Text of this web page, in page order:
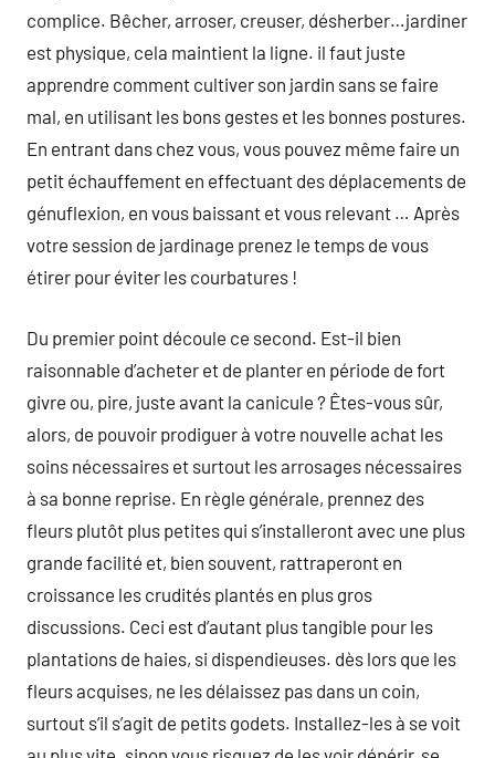
complice. Bêcher, arroser, creuser, désherber…jardiner
est physique, cela maintient la ligne. il faut juste
apprendre comment cultiver son jardin sans se faire
mal, en utilisant les bons gestes et les bonnes postures.
En entrant dans chez vous, vous pouvez même faire un
petit échauffement en effectuant des déplacements de
génuflexion, en vous baissant et vous relevant … Après
votre session de jardinage prenez le temps de vous
étirer pour éviter les courbatures !
Du premier point découle ce second. Est-il bien
raisonnable d’acheter et de planter en période de fort
givre ou, pire, juste avant la canicule ? Êtes-vous sûr,
alors, de pouvoir prodiguer à votre nouvelle achat les
soins nécessaires et surtout les arrosages nécessaires
à sa bonne reprise. En règle générale, prennez des
fleurs plutôt plus petites qui s’installeront avec une plus
grande facilité et, bien souvent, rattraperont en
croissance les crudités plantés en plus gros
discussions. Ceci est d’autant plus tangible pour les
plantations de haies, si dispendieuses. dès lors que les
fleurs acquises, ne les délaissez pas dans un coin,
surtout s’il s’agit de petits godets. Installez-les à se voit